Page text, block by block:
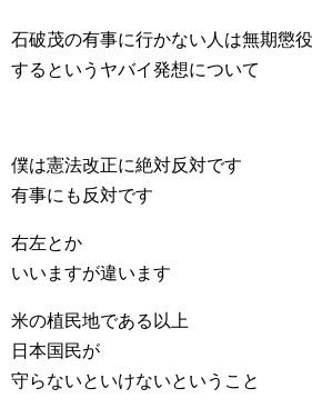
石破茂の有事に行かない人は無期懲
するというヤバイ発想について
僕は憲法改正に絶対反対です
有事にも反対です
右左とか
いいますが違います
米の植民地である以上
日本国民が
守らないといけないということ